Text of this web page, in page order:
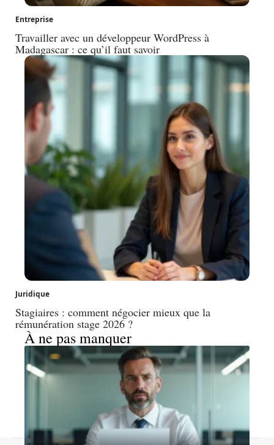
Entreprise
Travailler avec un développeur WordPress à
Madagascar : ce qu’il faut savoir
Juridique
Stagiaires : comment négocier mieux que la
rémunération stage 2026 ?
À ne pas manquer